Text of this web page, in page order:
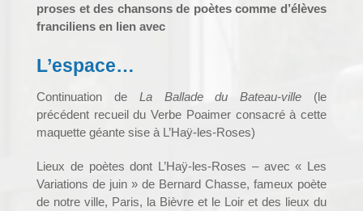
proses et des chansons de poètes comme d’élèves
franciliens en lien avec
L’espace…
Continuation de La Ballade du Bateau-ville (le
précédent recueil du Verbe Poaimer consacré à cette
maquette géante sise à L’Haÿ-les-Roses)
Lieux de poètes dont L’Haÿ-les-Roses – avec « Les
Variations de juin » de Bernard Chasse, fameux poète
de notre ville, Paris, la Bièvre et le Loir et des lieux du